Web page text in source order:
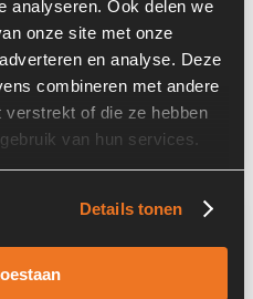
analyseren. Ook delen we
onze site met onze
en analyse. Deze
combineren met andere
verstrekt of die ze hebben
van hun services.
Details tonen
Ahlmann AZ 90 TELE
Nederland